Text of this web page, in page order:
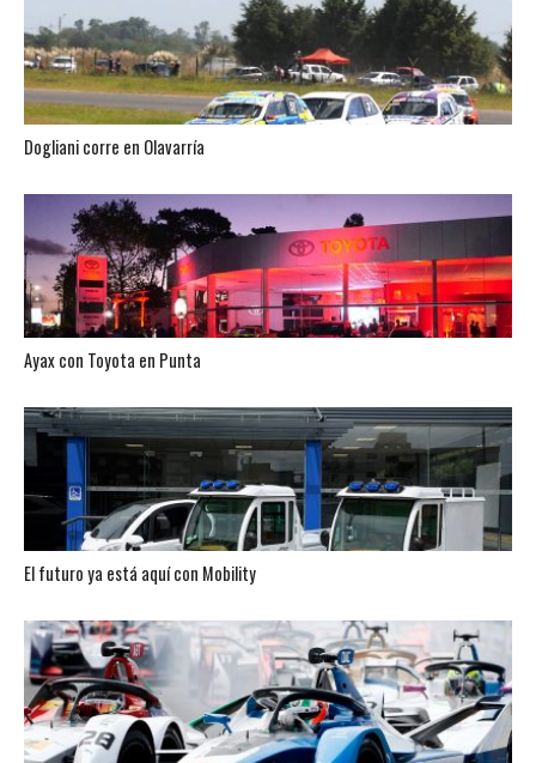
Dogliani corre en Olavarría
Ayax con Toyota en Punta
El futuro ya está aquí con Mobility